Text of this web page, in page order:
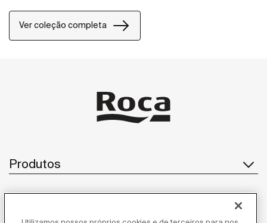
Ver coleção completa
Produtos
Atendimento ao cliente